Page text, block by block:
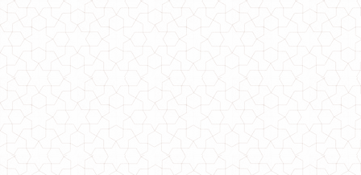
Модна сукня жіноча з коротким рукавом
520.00грн.